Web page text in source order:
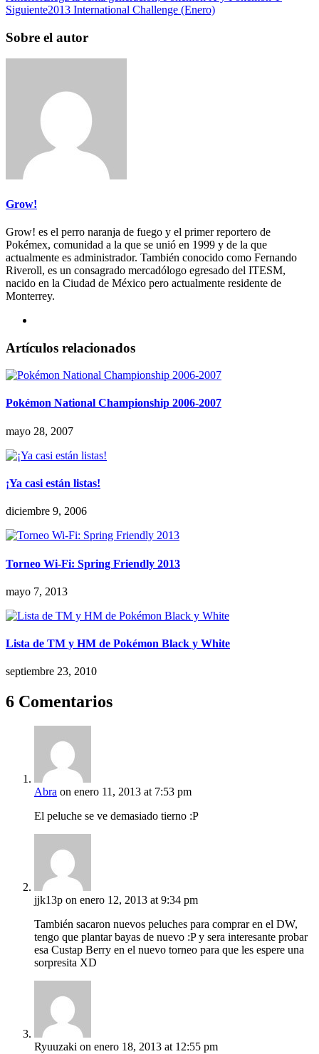
Siguiente2013 International Challenge (Enero)
Sobre el autor
Grow!
Grow! es el perro naranja de fuego y el primer reportero de
Pokémex, comunidad a la que se unió en 1999 y de la que
actualmente es administrador. También conocido como Fernando
Riveroll, es un consagrado mercadólogo egresado del ITESM,
nacido en la Ciudad de México pero actualmente residente de
Monterrey.
Artículos relacionados
Pokémon National Championship 2006-2007
mayo 28, 2007
¡Ya casi están listas!
diciembre 9, 2006
Torneo Wi-Fi: Spring Friendly 2013
mayo 7, 2013
Lista de TM y HM de Pokémon Black y White
septiembre 23, 2010
6 Comentarios
Abra on enero 11, 2013 at 7:53 pm
El peluche se ve demasiado tierno :P
jjk13p on enero 12, 2013 at 9:34 pm
También sacaron nuevos peluches para comprar en el DW,
tengo que plantar bayas de nuevo :P y sera interesante probar
esa Custap Berry en el nuevo torneo para que les espere una
sorpresita XD
Ryuuzaki on enero 18, 2013 at 12:55 pm